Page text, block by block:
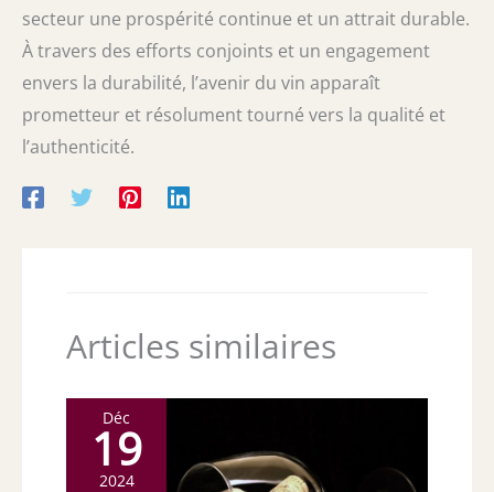
secteur une prospérité continue et un attrait durable.
À travers des efforts conjoints et un engagement
envers la durabilité, l’avenir du vin apparaît
prometteur et résolument tourné vers la qualité et
l’authenticité.
Articles similaires
Déc
19
2024